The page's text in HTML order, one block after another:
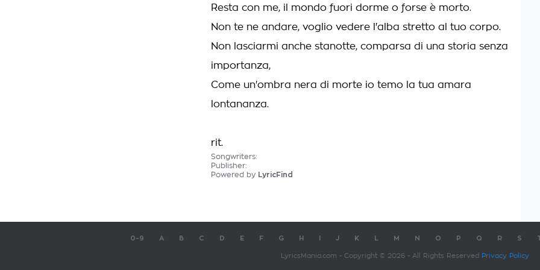
Resta con me, il mondo fuori dorme o forse è morto.
Non te ne andare, voglio vedere l'alba stretto al tuo corpo.
Non lasciarmi anche stanotte, comparsa di una storia senza
importanza,
Come un'ombra nera di morte io temo la tua amara
lontananza.
rit.
Songwriters:
Publisher:
Powered by LyricFind
0-9 A B C D E F G H J K M N O P Q R S
LyricsMania.com - Copyright © 2026 - All Rights Reserved Privacy Policy